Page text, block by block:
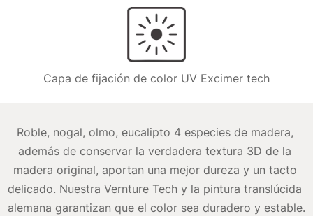
Capa de fijación de color UV Excimer tech
Roble, nogal, olmo, eucalipto 4 especies de madera,
además de conservar la verdadera textura 3D de la
madera original, aportan una mejor dureza y un tacto
delicado. Nuestra Vernture Tech y la pintura translúcida
alemana garantizan que el color sea duradero y estable.